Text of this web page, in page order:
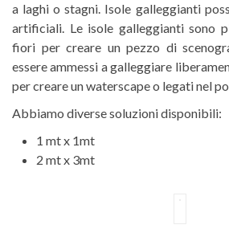
a laghi o stagni. Isole galleggianti
artificiali. Le isole galleggianti sono
fiori per creare un pezzo di
essere ammessi a galleggiare
per creare un waterscape o legati nel
Abbiamo diverse soluzioni disponibili:
1 mt x 1mt
2 mt x 3mt